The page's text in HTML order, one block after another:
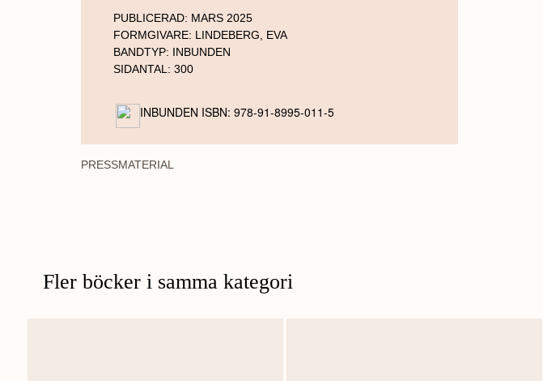
PUBLICERAD: MARS 2025
FORMGIVARE: LINDEBERG, EVA
BANDTYP: INBUNDEN
SIDANTAL: 300
INBUNDEN ISBN: 978-91-8995-011-5
PRESSMATERIAL
Fler böcker i samma kategori